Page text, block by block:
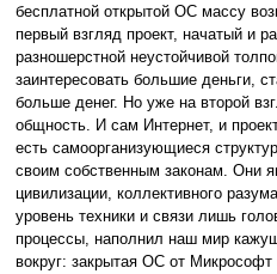
бесплатной открытой ОС массу
первый взгляд проект, начатый и
разношерстной неустойчивой
заинтересовать большие деньги,
больше денег. Но уже на второй
общность. И сам Интернет, и
есть самоорганизующиеся
своим собственным законам. Они
цивилизации, коллективного
уровень техники и связи лишь
процессы, наполнил наш мир
вокруг: закрытая ОС от